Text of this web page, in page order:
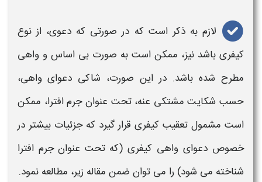
لازم به ذکر است که در صورتی که دعوی، از نوع
کیفری باشد نیز، ممکن است به صورت بی اساس و واهی
مطرح شده باشد. در این صورت، شاکی دعوای واهی،
حسب شکایت مشتکی عنه، تحت عنوان جرم افترا، ممکن
است مشمول تعقیب کیفری قرار گیرد که جزئیات بیشتر در
خصوص دعوای واهی کیفری (که تحت عنوان جرم افترا
شناخته می شود) را می توان ضمن مقاله زیر، مطالعه نمود.